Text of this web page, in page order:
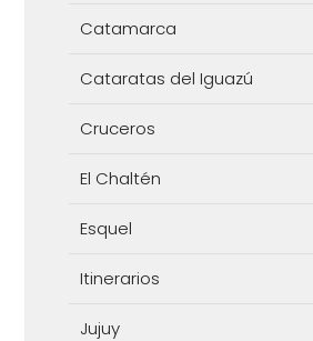
Catamarca
Cataratas del Iguazú
Cruceros
El Chaltén
Esquel
Itinerarios
Jujuy